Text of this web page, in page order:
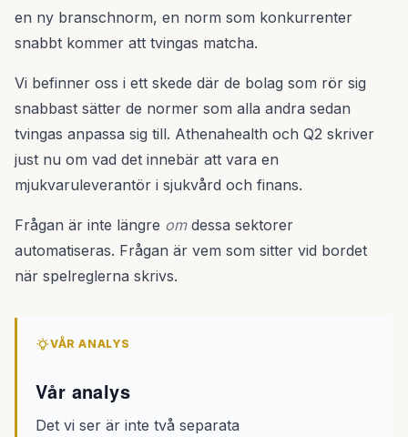
en ny branschnorm, en norm som konkurrenter
snabbt kommer att tvingas matcha.
Vi befinner oss i ett skede där de bolag som rör sig
snabbast sätter de normer som alla andra sedan
tvingas anpassa sig till. Athenahealth och Q2 skriver
just nu om vad det innebär att vara en
mjukvaruleverantör i sjukvård och finans.
Frågan är inte längre omdessa sektorer
automatiseras. Frågan är vem som sitter vid bordet
när spelreglerna skrivs.
VÅR ANALYS
Vår analys
Det vi ser är inte två separata